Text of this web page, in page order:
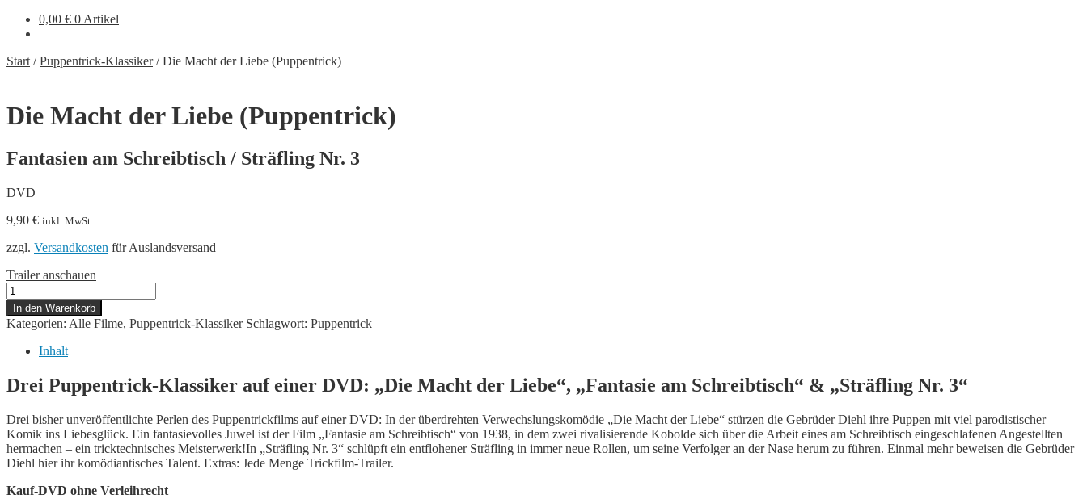
0,00 € 0 Artikel
Start/Puppentrick-Klassiker/Die Macht der Liebe (Puppentrick)
Die Macht der Liebe (Puppentrick)
Fantasien am Schreibtisch / Sträfling Nr. 3
DVD
9,90 € inkl. MwSt.
zzgl. Versandkosten für Auslandsversand
Trailer anschauen
Die
Macht
der
Liebe
(Puppentrick)
Menge
In den Warenkorb
Kategorien: Alle Filme, Puppentrick-Klassiker Schlagwort: Puppentrick
Inhalt
Drei Puppentrick-Klassiker auf einer DVD: „Die Macht der Liebe“, „Fantasie am Schreibtisch“ & „Sträfling Nr. 3“
Drei bisher unveröffentlichte Perlen des Puppentrickfilms auf einer DVD: In der überdrehten Verwechslungskomödie „Die Macht der Liebe“ stürzen die Gebrüder Diehl ihre Puppen mit viel parodistischer
Komik ins Liebesglück. Ein fantasievolles Juwel ist der Film „Fantasie am Schreibtisch“ von 1938, in dem zwei rivalisierende Kobolde sich über die Arbeit eines am Schreibtisch eingeschlafenen Angestellten
hermachen – ein tricktechnisches Meisterwerk!In „Sträfling Nr. 3“ schlüpft ein entflohener Sträfling in immer neue Rollen, um seine Verfolger an der Nase herum zu führen. Einmal mehr beweisen die Gebrüder
Diehl hier ihr komödiantisches Talent. Extras: Jede Menge Trickfilm-Trailer.
Kauf-DVD ohne Verleihrecht